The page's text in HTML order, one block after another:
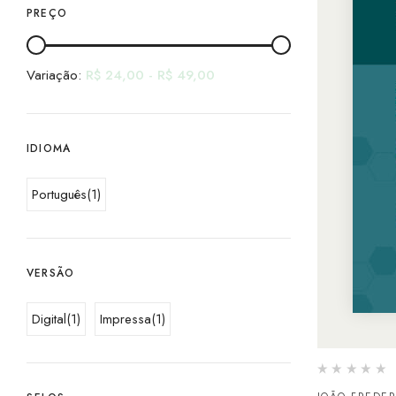
PREÇO
Variação: R$ 24,00 - R$ 49,00
IDIOMA
Português(1)
VERSÃO
Digital(1) Impressa(1)